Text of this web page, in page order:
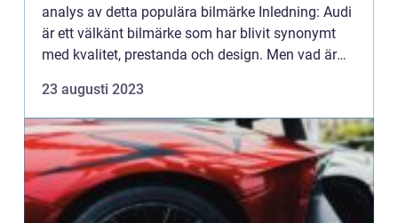
analys av detta populära bilmärke Inledning: Audi
är ett välkänt bilmärke som har blivit synonymt
med kvalitet, prestanda och design. Men vad är
typerna...
23 augusti 2023